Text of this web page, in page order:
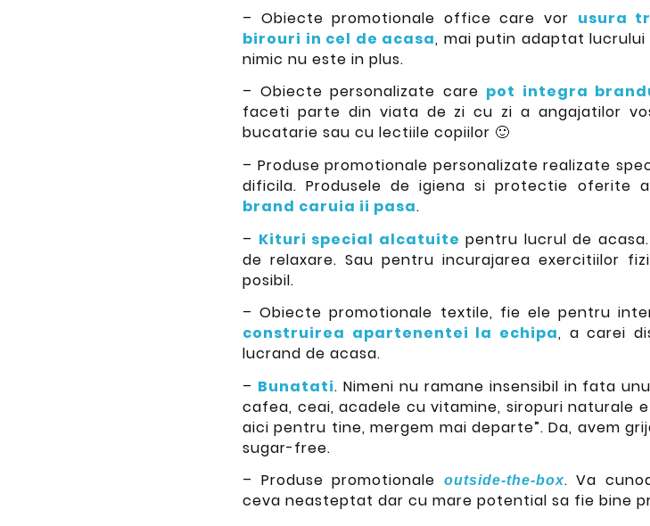
– Obiecte promotionale office care vor usura
birouri in cel de acasa, mai putin adaptat
nimic nu este in plus.
– Obiecte personalizate care pot integra
faceti parte din viata de zi cu zi a angajatilor
bucatarie sau cu lectiile copiilor 🙂
– Produse promotionale personalizate realizate
dificila. Produsele de igiena si protectie oferite
brand caruia ii pasa.
– Kituri special alcatuite pentru lucrul de
de relaxare. Sau pentru incurajarea exercitiilor
posibil.
– Obiecte promotionale textile, fie ele pentru
construirea apartenentei la echipa, a carei
lucrand de acasa.
– Bunatati. Nimeni nu ramane insensibil in fata
cafea, ceai, acadele cu vitamine, siropuri naturale
aici pentru tine, mergem mai departe”. Da, avem
sugar-free.
– Produse promotionale
outside-the-box. Va
ceva neasteptat dar cu mare potential sa fie bine